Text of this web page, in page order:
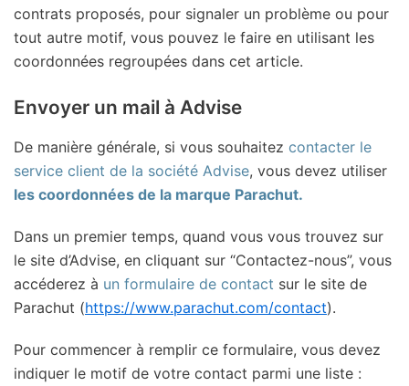
contrats proposés, pour signaler un problème ou pour
tout autre motif, vous pouvez le faire en utilisant les
coordonnées regroupées dans cet article.
Envoyer un mail à Advise
De manière générale, si vous souhaitez contacter le
service client de la société Advise, vous devez utiliser
les coordonnées de la marque Parachut.
Dans un premier temps, quand vous vous trouvez sur
le site d’Advise, en cliquant sur “Contactez-nous”, vous
accéderez à un formulaire de contact sur le site de
Parachut (https://www.parachut.com/contact).
Pour commencer à remplir ce formulaire, vous devez
indiquer le motif de votre contact parmi une liste :